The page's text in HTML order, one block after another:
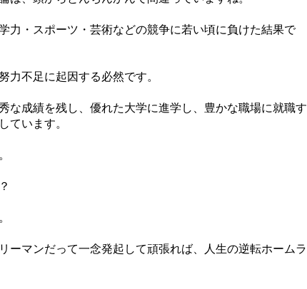
力・スポーツ・芸術などの競争に若い頃に負けた結果で
力不足に起因する必然です。
な成績を残し、優れた大学に進学し、豊かな職場に就職す
ています。
ーマンだって一念発起して頑張れば、人生の逆転ホームラ